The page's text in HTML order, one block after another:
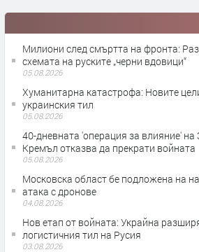
Милиони след смъртта на фронта:
схемата на руските „черни вдовици“
05.08.2026
Хуманитарна катастрофа: Новите
украинския тил
05.08.2026
40-дневната 'операция за влияние' на
Кремъл отказва да прекрати войната
05.08.2026
Московска област бе подложена на
атака с дронове
04.08.2026
Нов етап от войната: Украйна
логистичния тил на Русия
03.08.2026